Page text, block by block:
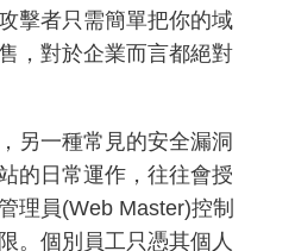
擊者只需簡單把你的域
，對於企業而言都絕對
另一種常見的安全漏洞
的日常運作，往往會授
理員(Web Master)控制
。個別員工只憑其個人